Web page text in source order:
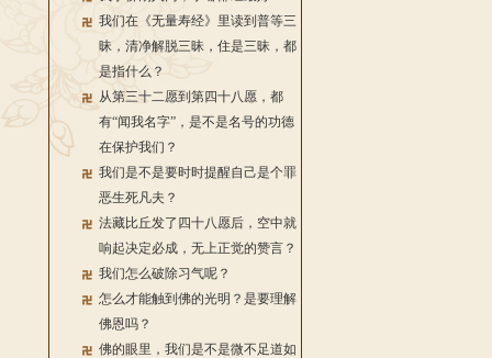
我们在《无量寿经》里读到普等三
昧，清净解脱三昧，住是三昧，都
是指什么？
从第三十二愿到第四十八愿，都
有“闻我名字”，是不是名号的功德
在保护我们？
我们是不是要时时提醒自己是个罪
恶生死凡夫？
法藏比丘发了四十八愿后，空中就
响起决定必成，无上正觉的赞言？
我们怎么破除习气呢？
怎么才能触到佛的光明？是要理解
佛恩吗？
佛的眼里，我们是不是微不足道如